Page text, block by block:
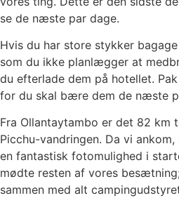
se de næste par dage.
Hvis du har store stykker
som du ikke planlægger at
du efterlade dem på hotellet.
for du skal bære dem de næste
Fra Ollantaytambo er det 82 km
Picchu-vandringen. Da vi
en fantastisk fotomulighed i
mødte resten af ​​vores
sammen med alt